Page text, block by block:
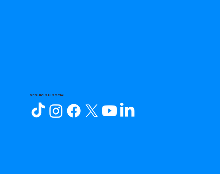
SEGUICI SUI SOCIAL